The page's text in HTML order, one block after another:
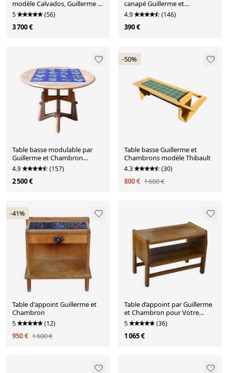
modèle Calvados, Guillerme et
Chambron, 1960s
5 (56)
3 700 €
canapé Guillerme et
Chambron
4.9 (146)
390 €
Table basse modulable par
Guillerme et Chambron
modèle Ladislas
4.9 (157)
2 500 €
-50%
Table basse Guillerme et
Chambrons modèle Thibault
4.3 (30)
800 € 1 600 €
-41%
Table d'appoint Guillerme et
Chambron
5 (12)
950 € 1 600 €
Table d’appoint par Guillerme
et Chambron pour Votre
Maison 1950
5 (36)
1 065 €